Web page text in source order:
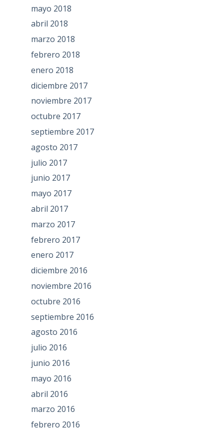
mayo 2018
abril 2018
marzo 2018
febrero 2018
enero 2018
diciembre 2017
noviembre 2017
octubre 2017
septiembre 2017
agosto 2017
julio 2017
junio 2017
mayo 2017
abril 2017
marzo 2017
febrero 2017
enero 2017
diciembre 2016
noviembre 2016
octubre 2016
septiembre 2016
agosto 2016
julio 2016
junio 2016
mayo 2016
abril 2016
marzo 2016
febrero 2016